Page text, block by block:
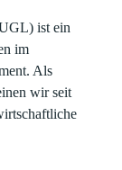
ist ein
im
. Als
wir seit